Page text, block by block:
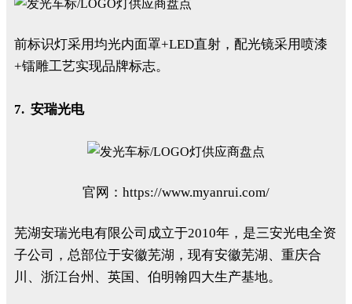
前标识灯采用均光内面罩+LED直射，配光镜采用喷漆
+镭雕工艺实现品牌标志。
7. 安瑞光电
官网：https://www.myanrui.com/
芜湖安瑞光电有限公司成立于2010年，是三安光电全资
子公司，总部位于安徽芜湖，现有安徽芜湖、重庆合
川、浙江台州、英国、伯明翰四大生产基地。